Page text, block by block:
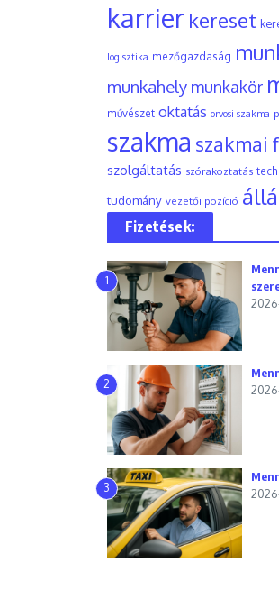
karrier kereset
logisztika mezőgazdaság
munkahely munkakör
művészet oktatás orvosi szakma
szakma szakmai
szolgáltatás szórakoztatás
tudomány vezetői pozíció
Fizetések:
1
2
3